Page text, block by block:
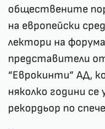
обществените
на европейски
лектори на
представители
“Еврокинти” АД,
няколко години
рекордьор по